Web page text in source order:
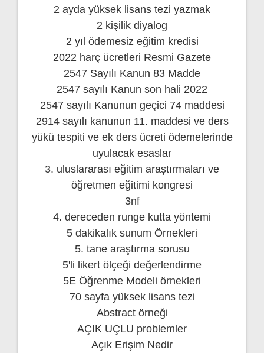
2 ayda yüksek lisans tezi yazmak
2 kişilik diyalog
2 yıl ödemesiz eğitim kredisi
2022 harç ücretleri Resmi Gazete
2547 Sayılı Kanun 83 Madde
2547 sayılı Kanun son hali 2022
2547 sayılı Kanunun geçici 74 maddesi
2914 sayılı kanunun 11. maddesi ve ders
yükü tespiti ve ek ders ücreti ödemelerinde
uyulacak esaslar
3. uluslararası eğitim araştırmaları ve
öğretmen eğitimi kongresi
3nf
4. dereceden runge kutta yöntemi
5 dakikalık sunum Örnekleri
5. tane araştırma sorusu
5'li likert ölçeği değerlendirme
5E Öğrenme Modeli örnekleri
70 sayfa yüksek lisans tezi
Abstract örneği
AÇIK UÇLU problemler
Açık Erişim Nedir